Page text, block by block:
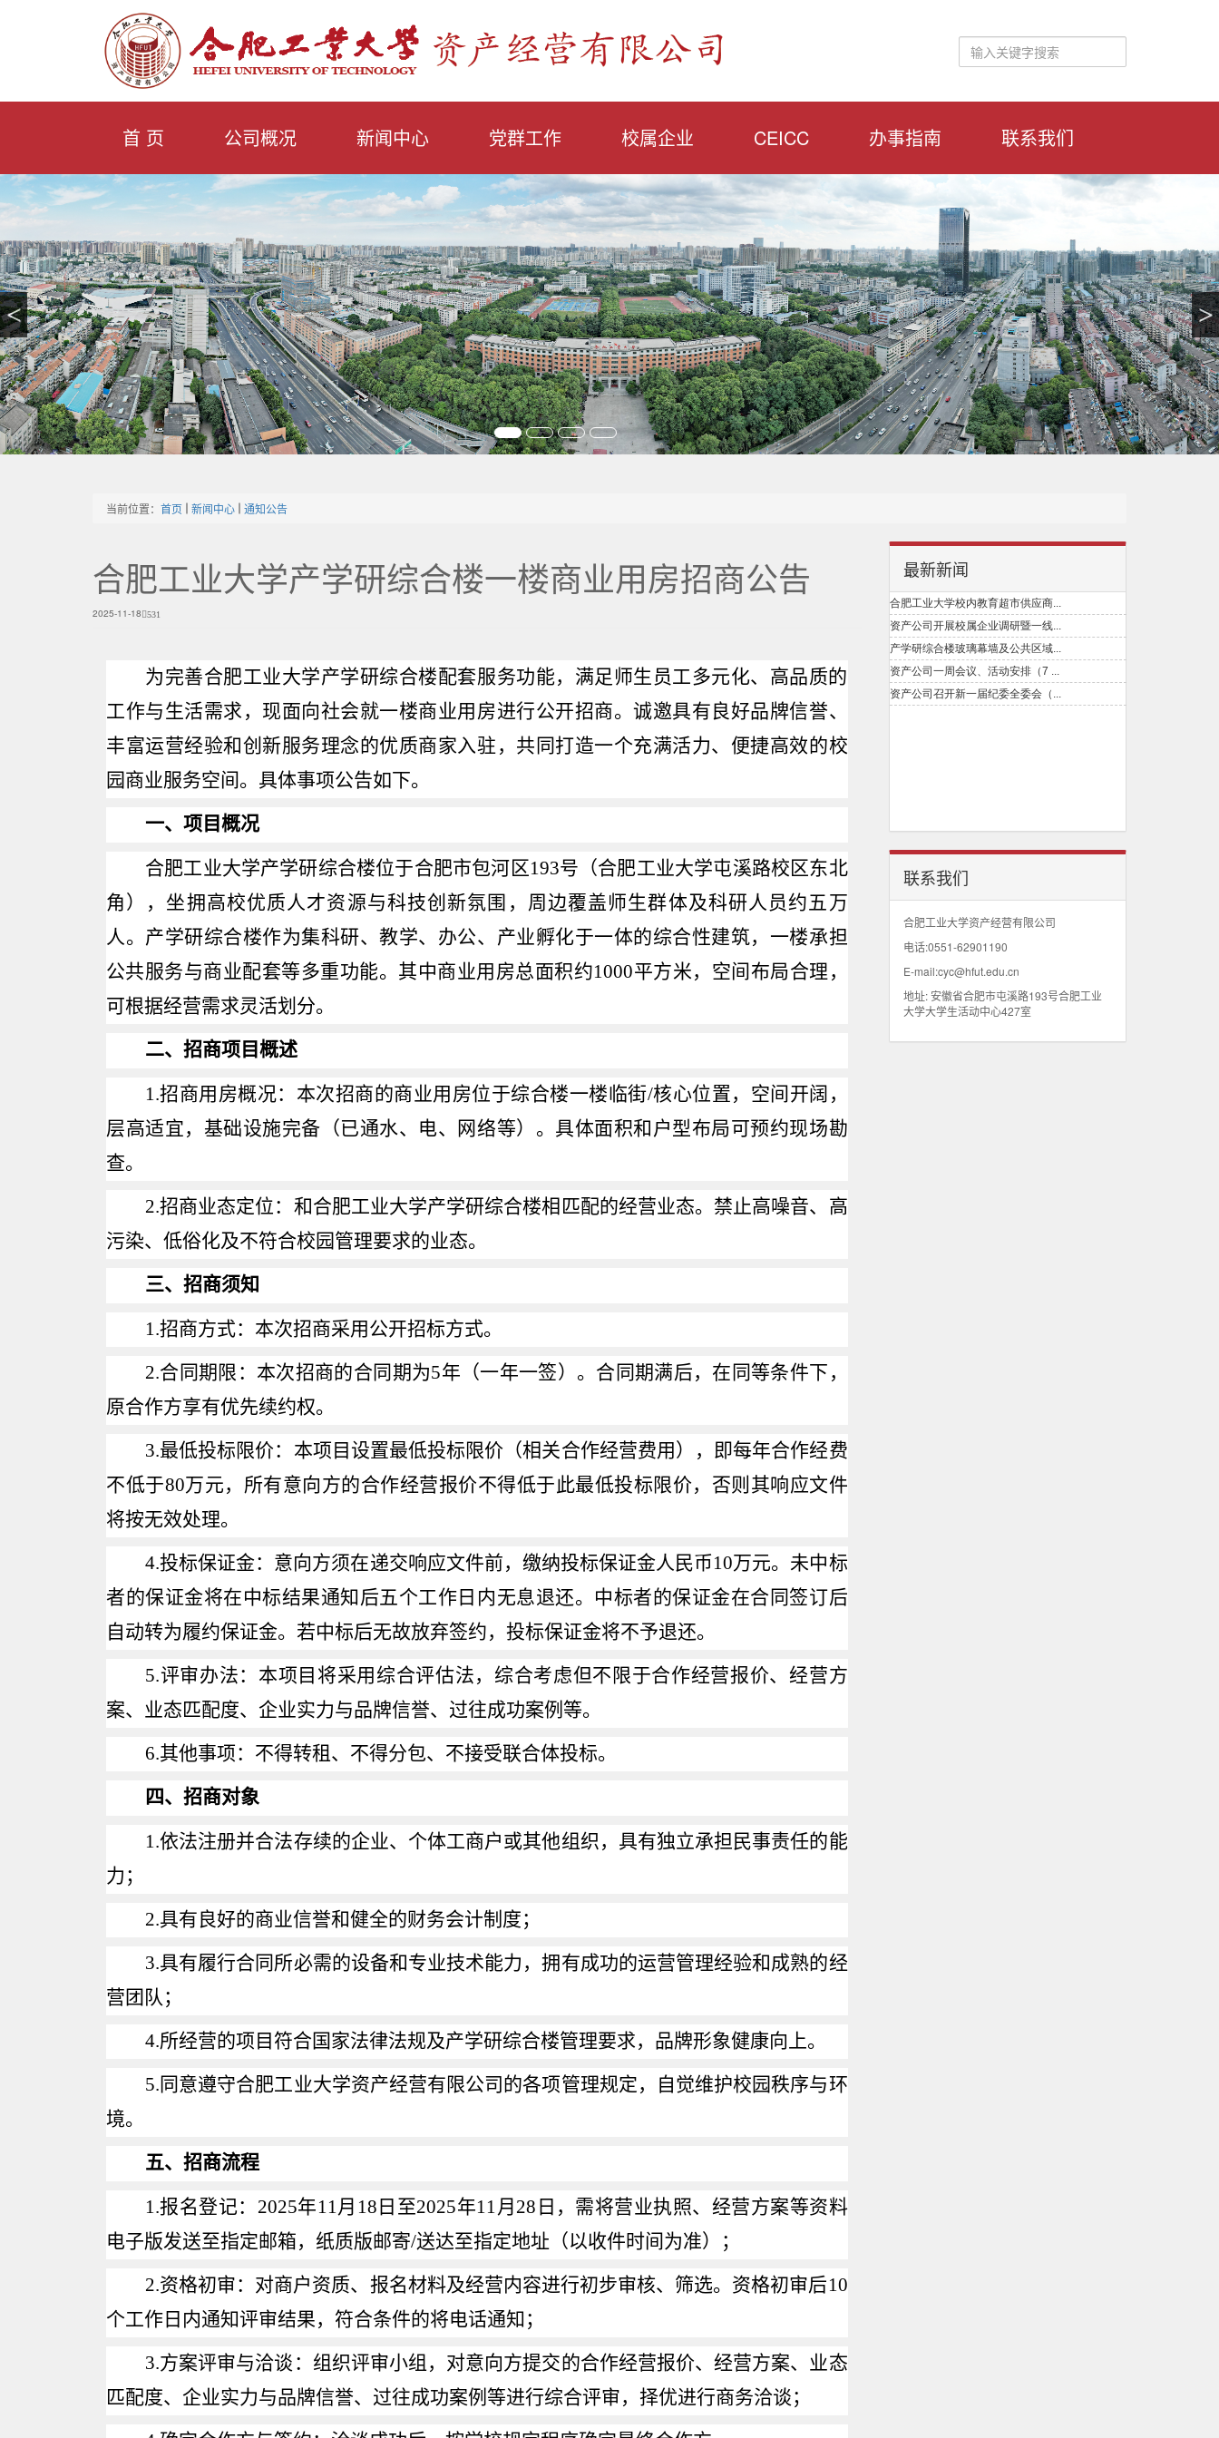
首 页 公司概况 新闻中心 党群工作 校属企业 CEICC 办事指南 联系我们
< >
当前位置： 首页 新闻中心 通知公告
合肥工业大学产学研综合楼一楼商业用房招商公告
2025-11-18 531
为完善合肥工业大学产学研综合楼配套服务功能，满足师生员工多元化、高品质的
工作与生活需求，现面向社会就一楼商业用房进行公开招商。诚邀具有良好品牌信誉、
丰富运营经验和创新服务理念的优质商家入驻，共同打造一个充满活力、便捷高效的校
园商业服务空间。具体事项公告如下。
一、项目概况
合肥工业大学产学研综合楼位于合肥市包河区193号（合肥工业大学屯溪路校区东北
角），坐拥高校优质人才资源与科技创新氛围，周边覆盖师生群体及科研人员约五万
人。产学研综合楼作为集科研、教学、办公、产业孵化于一体的综合性建筑，一楼承担
公共服务与商业配套等多重功能。其中商业用房总面积约1000平方米，空间布局合理，
可根据经营需求灵活划分。
二、招商项目概述
1.招商用房概况：本次招商的商业用房位于综合楼一楼临街/核心位置，空间开阔，
层高适宜，基础设施完备（已通水、电、网络等）。具体面积和户型布局可预约现场勘
查。
2.招商业态定位：和合肥工业大学产学研综合楼相匹配的经营业态。禁止高噪音、高
污染、低俗化及不符合校园管理要求的业态。
三、招商须知
1.招商方式：本次招商采用公开招标方式。
2.合同期限：本次招商的合同期为5年（一年一签）。合同期满后，在同等条件下，
原合作方享有优先续约权。
3.最低投标限价：本项目设置最低投标限价（相关合作经营费用），即每年合作经费
不低于80万元，所有意向方的合作经营报价不得低于此最低投标限价，否则其响应文件
将按无效处理。
4.投标保证金：意向方须在递交响应文件前，缴纳投标保证金人民币10万元。未中标
者的保证金将在中标结果通知后五个工作日内无息退还。中标者的保证金在合同签订后
自动转为履约保证金。若中标后无故放弃签约，投标保证金将不予退还。
5.评审办法：本项目将采用综合评估法，综合考虑但不限于合作经营报价、经营方
案、业态匹配度、企业实力与品牌信誉、过往成功案例等。
6.其他事项：不得转租、不得分包、不接受联合体投标。
四、招商对象
1.依法注册并合法存续的企业、个体工商户或其他组织，具有独立承担民事责任的能
力；
2.具有良好的商业信誉和健全的财务会计制度；
3.具有履行合同所必需的设备和专业技术能力，拥有成功的运营管理经验和成熟的经
营团队；
4.所经营的项目符合国家法律法规及产学研综合楼管理要求，品牌形象健康向上。
5.同意遵守合肥工业大学资产经营有限公司的各项管理规定，自觉维护校园秩序与环
境。
五、招商流程
1.报名登记： 2025年11月 18 日至2025年11月 28 日，需将营业执照、经营方案等资料
电子版发送至指定邮箱，纸质版邮寄/送达至指定地址（以收件时间为准）；
2.资格初审：对商户资质、报名材料及经营内容进行初步审核、筛选。资格初审后10
个工作日内通知评审结果，符合条件的将电话通知；
3.方案评审与洽谈：组织评审小组，对意向方提交的合作经营报价、经营方案、业态
匹配度、企业实力与品牌信誉、过往成功案例等进行综合评审，择优进行商务洽谈；
最新新闻
联系我们
合肥工业大学资产经营有限公司
电话:0551-62901190
E-mail:cyc@hfut.edu.cn
地址: 安徽省合肥市屯溪路193号合肥工业
大学大学生活动中心427室